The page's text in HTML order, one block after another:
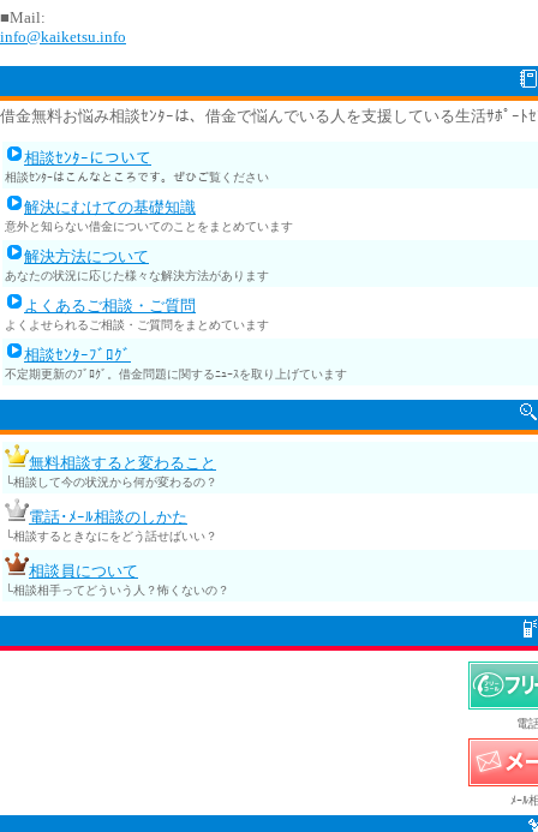
■Mail:
info@kaiketsu.info
借金無料お悩み相談ｾﾝﾀｰは、借金で悩んでいる人を支援している生活ｻﾎﾟｰﾄ
相談ｾﾝﾀｰについて
相談ｾﾝﾀｰはこんなところです。ぜひご覧ください
解決にむけての基礎知識
意外と知らない借金についてのことをまとめています
解決方法について
あなたの状況に応じた様々な解決方法があります
よくあるご相談・ご質問
よくよせられるご相談・ご質問をまとめています
相談ｾﾝﾀｰﾌﾞﾛｸﾞ
不定期更新のﾌﾞﾛｸﾞ。借金問題に関するﾆｭｰｽを取り上げています
無料相談すると変わること
└相談して今の状況から何が変わるの？
電話･ﾒｰﾙ相談のしかた
└相談するときなにをどう話せばいい？
相談員について
└相談相手ってどういう人？怖くないの？
電
ﾒｰﾙ